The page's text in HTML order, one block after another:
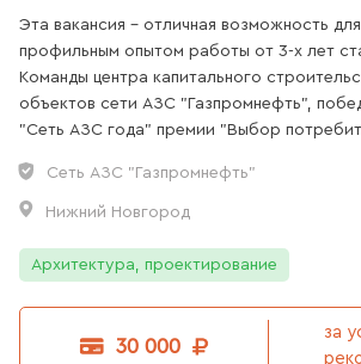
Эта вакансия - отличная возможность
профильным опытом работы от 3-х лет
Команды центра капитального
объектов сети АЗС "Газпромнефть",
"Сеть АЗС года" премии "Выбор
Сеть АЗС "Газпромнефть"
Нижний Новгород
Архитектура, проектирование
30 000
за